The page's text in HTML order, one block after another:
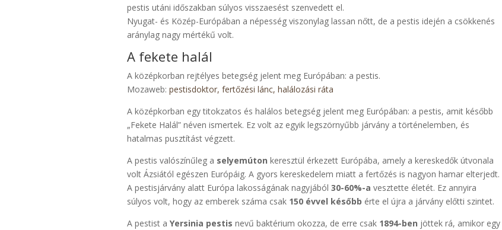
pestis utáni időszakban súlyos visszaesést szenvedett el.
Nyugat- és Közép-Európában a népesség viszonylag lassan nőtt, de a pestis idején a csökkenés
aránylag nagy mértékű volt.
A fekete halál
A középkorban rejtélyes betegség jelent meg Európában: a pestis.
Mozaweb: pestisdoktor, fertőzési lánc, halálozási ráta
A középkorban egy titokzatos és halálos betegség jelent meg Európában: a pestis, amit később
„Fekete Halál” néven ismertek. Ez volt az egyik legszörnyűbb járvány a történelemben, és
hatalmas pusztítást végzett.
A pestis valószínűleg a selyemúton keresztül érkezett Európába, amely a kereskedők útvonala
volt Ázsiától egészen Európáig. A gyors kereskedelem miatt a fertőzés is nagyon hamar elterjedt.
A pestisjárvány alatt Európa lakosságának nagyjából 30-60%-a vesztette életét. Ez annyira
súlyos volt, hogy az emberek száma csak 150 évvel később érte el újra a járvány előtti szintet.
A pestist a Yersinia pestis nevű baktérium okozza, de erre csak 1894-ben jöttek rá, amikor egy